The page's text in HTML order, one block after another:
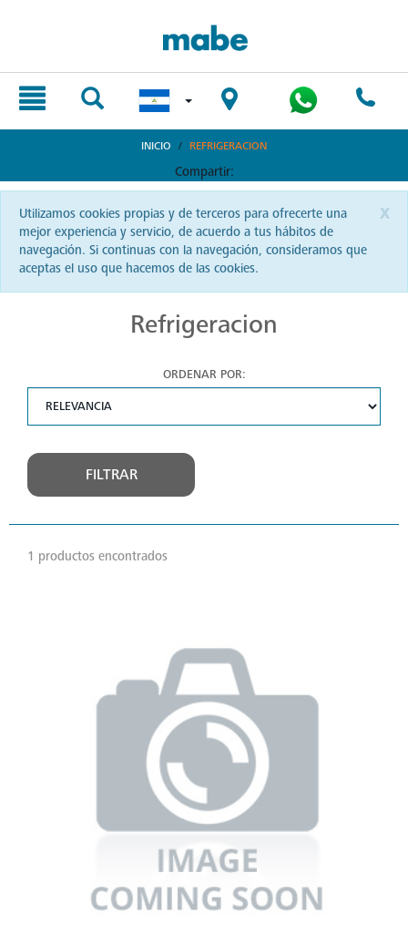
INICIO REFRIGERACION
Compartir:
x
Utilizamos cookies propias y de terceros para ofrecerte una
mejor experiencia y servicio, de acuerdo a tus hábitos de
navegación. Si continuas con la navegación, consideramos que
aceptas el uso que hacemos de las cookies.
Refrigeracion
ORDENAR POR:
FILTRAR
1 productos encontrados